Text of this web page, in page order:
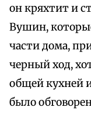
он кряхтит и
Вушин,
части дома,
черный ход,
общей кухней
было